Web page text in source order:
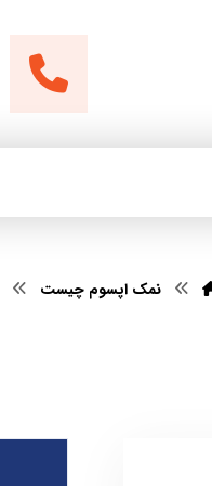
نمک اپسوم چیست